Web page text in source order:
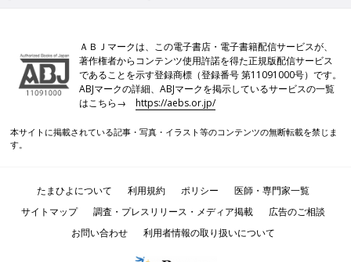
ＡＢＪマークは、この電子書店・電子書籍配信サービスが、
著作権者からコンテンツ使用許諾を得た正規版配信サービス
であることを示す登録商標（登録番号 第11091000号）です。
ABJマークの詳細、ABJマークを掲示しているサービスの一覧
はこちら→https://aebs.or.jp/
本サイトに掲載されている記事・写真・イラスト等のコンテンツの無断転載を禁じま
す。
たまひよについて 利用規約 ポリシー
医師・専門家一覧
サイトマップ
調査・プレスリリース・メディア掲載
広告のご相談
お問い合わせ
利用者情報の取り扱いについて